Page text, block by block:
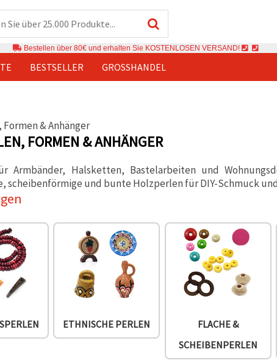
Bestellen über 80€ und erhalten Sie KOSTENLOSEN VERSAND!
BESTSELLER GROSSHANDEL
FORMEN & ANHÄNGER
Armbänder, Halsketten, Bastelarbeiten und
scheibenförmige und bunte Holzperlen für DIY-Schmuck
ETHNISCHE PERLEN
FLACHE &
SCHEIBENPERLEN